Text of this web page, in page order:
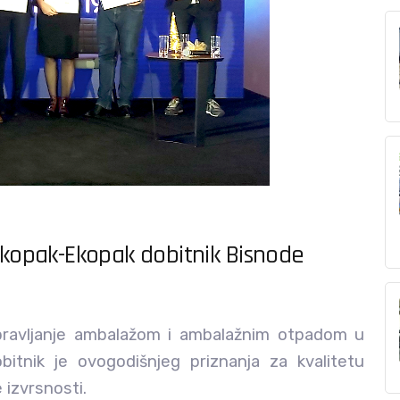
Ekopak dobitnik Bisnode
ambalažom i ambalažnim otpadom u
je ovogodišnjeg priznanja za kvalitetu
izvrsnosti.